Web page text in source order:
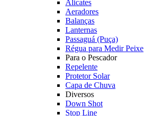
Alicates
Aeradores
Balanças
Lanternas
Passaguá (Puça)
Régua para Medir Peixe
Para o Pescador
Repelente
Protetor Solar
Capa de Chuva
Diversos
Down Shot
Stop Line